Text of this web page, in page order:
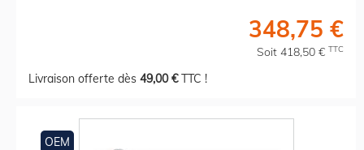
348,75 €
Soit 418,50 € TTC
Livraison offerte dès 49,00 €TTC !
OEM